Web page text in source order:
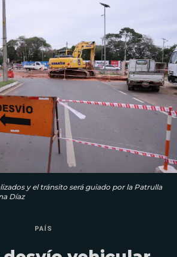
y el tránsito será guiado por la Patrulla
Díaz
PAÍS